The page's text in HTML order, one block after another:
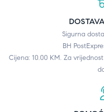
Sigurna
BH
Cijena: 10.00 KM. Za